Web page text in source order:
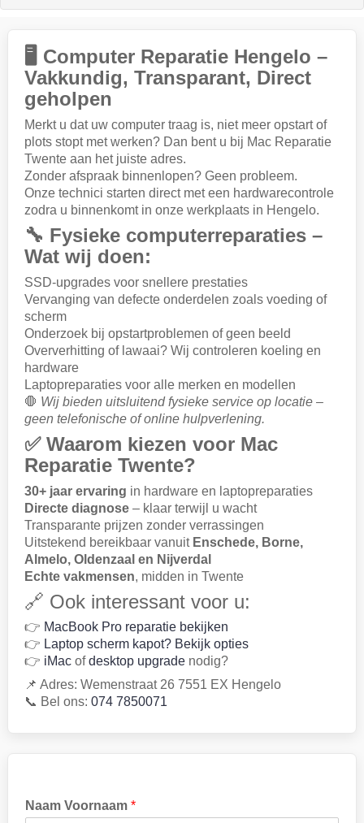
🖥️ Computer Reparatie Hengelo –
Vakkundig, Transparant, Direct
geholpen
Merkt u dat uw computer traag is, niet meer opstart of
plots stopt met werken? Dan bent u bij Mac Reparatie
Twente aan het juiste adres.
Zonder afspraak binnenlopen? Geen probleem.
Onze technici starten direct met een hardwarecontrole
zodra u binnenkomt in onze werkplaats in Hengelo.
🔧 Fysieke computerreparaties –
Wat wij doen:
SSD-upgrades voor snellere prestaties
Vervanging van defecte onderdelen zoals voeding of
scherm
Onderzoek bij opstartproblemen of geen beeld
Oververhitting of lawaai? Wij controleren koeling en
hardware
Laptopreparaties voor alle merken en modellen
🛑 Wij bieden uitsluitend fysieke service op locatie –
geen telefonische of online hulpverlening.
✅ Waarom kiezen voor Mac
Reparatie Twente?
30+ jaar ervaring in hardware en laptopreparaties
Directe diagnose – klaar terwijl u wacht
Transparante prijzen zonder verrassingen
Uitstekend bereikbaar vanuit Enschede, Borne,
Almelo, Oldenzaal en Nijverdal
Echte vakmensen, midden in Twente
🔗 Ook interessant voor u:
👉 MacBook Pro reparatie bekijken
👉 Laptop scherm kapot? Bekijk opties
👉 iMac ofdesktop upgrade nodig?
📌 Adres: Wemenstraat 26 7551 EX Hengelo
📞 Bel ons: 074 7850071
Naam Voornaam *